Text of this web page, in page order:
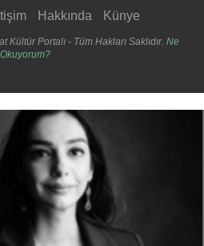
Hakkında Künye
Portalı - Tüm Hakları Saklıdır. Ne
Okuyorum?